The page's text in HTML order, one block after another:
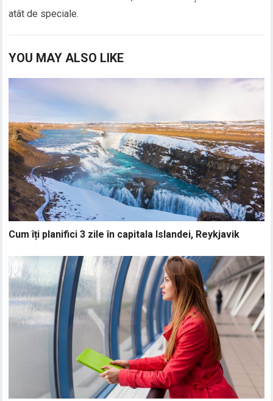
atât de speciale.
YOU MAY ALSO LIKE
Cum îți planifici 3 zile în capitala Islandei, Reykjavik